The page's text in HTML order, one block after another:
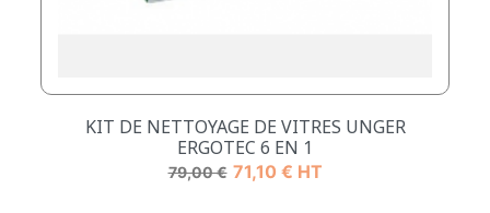
KIT DE NETTOYAGE DE VITRES UNGER
ERGOTEC 6 EN 1
Prix de base
79,00 € Prix
71,10 € HT